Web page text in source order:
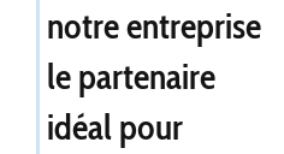
notre entreprise
le partenaire
idéal pour